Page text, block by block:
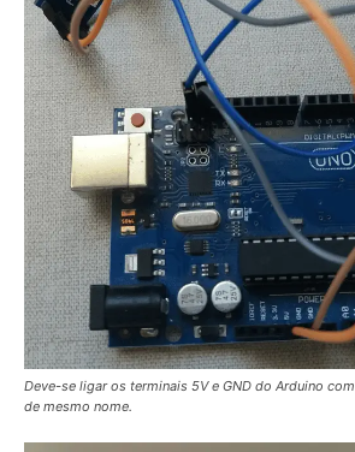
Deve-se ligar os terminais 5V e GND do Arduino
de mesmo nome.